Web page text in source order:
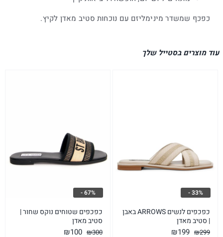
כפכף שמשדר מינימליזם עם נוכחות סטיב מאדן לקיץ.
עוד מוצרים בסטייל שלך
כפכפים לנשים ARROWS באבן
| סטיב מאדן
₪299
המחיר
₪199
33% -
כפכפים שטוחים נוקס שחור |
סטיב מאדן
₪300
המחיר
₪100
67% -